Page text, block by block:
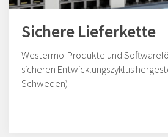
Sichere Lieferkette
Westermo-Produkte und
sicheren Entwicklungszyklus
Schweden)